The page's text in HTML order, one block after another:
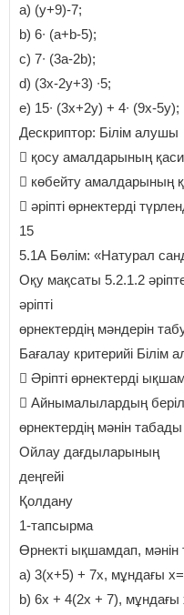
a) (у+9)-7;
b) 6∙ (а+b-5);
c) 7∙ (3а-2b);
d) (3х-2у+3) ∙5;
e) 15∙ (3х+2у) + 4∙ (9х-5у);
Дескриптор: Білім алушы
 қосу амалдарының
 көбейту амалдарының
 әріпті өрнектерді
15
5.1А Бөлім: «Натурал
Оқу мақсаты 5.2.1.2
әріпті
өрнектердің мәндерін
Бағалау критерийі Білім
 Әріпті өрнектерді
 Айнымалылардың
өрнектердің мәнін табады
Ойлау дағдыларының
деңгейі
Қолдану
1-тапсырма
Өрнекті ықшамдап,
а) 3(x+5) + 7x, мұндағы
b) 6x + 4(2x + 7), мұндағы